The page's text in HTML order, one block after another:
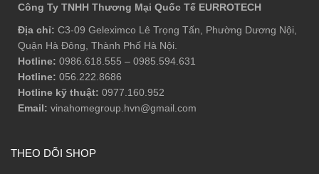
Công Ty TNHH Thương Mại Quốc Tế EURROTECH
Địa chỉ: C3-09 Geleximco Lê Trọng Tấn, Phường Dương Nội,
Quận Hà Đông, Thành Phố Hà Nội.
Hotline: 0986.618.555 – 0985.594.631
Hotline: 056.222.8686
Hotline kỹ thuật: 0977.160.952
Email: vinahomegroup.hvn@gmail.com
THEO DÕI SHOP